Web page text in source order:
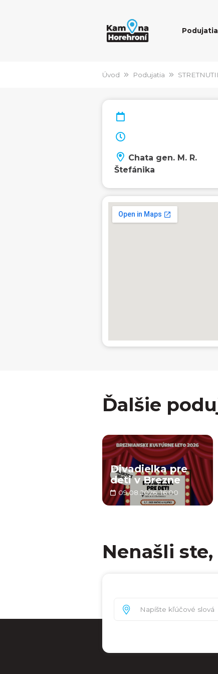
Podujatia
Úvod Podujatia
Chata gen. M. R.
Štefánika
Ďalšie
Divadielka pre
deti v Brezne
09.08.2026, 16:00
Nenašli